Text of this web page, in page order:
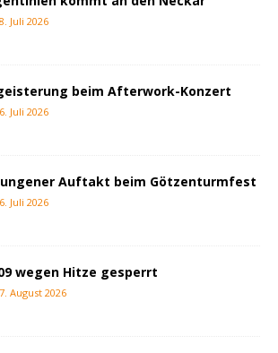
Juli 2026
beim Afterwork-Konzert
Juli 2026
Auftakt beim Götzenturmfest
Juli 2026
wegen Hitze gesperrt
August 2026